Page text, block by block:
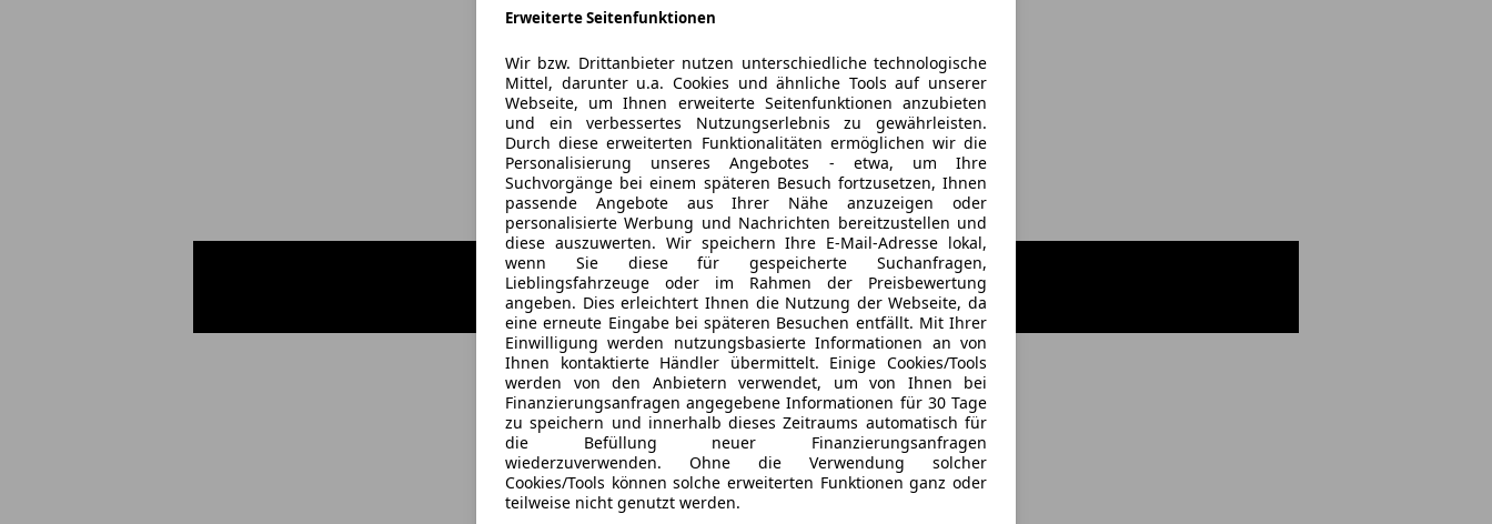
Erweiterte Seitenfunktionen
Wir bzw. Drittanbieter nutzen unterschiedliche technologische
Mittel, darunter u.a. Cookies und ähnliche Tools auf unserer
Webseite, um Ihnen erweiterte Seitenfunktionen anzubieten
und ein verbessertes Nutzungserlebnis zu gewährleisten.
Durch diese erweiterten Funktionalitäten ermöglichen wir die
Personalisierung unseres Angebotes - etwa, um Ihre
Suchvorgänge bei einem späteren Besuch fortzusetzen, Ihnen
passende Angebote aus Ihrer Nähe anzuzeigen oder
personalisierte Werbung und Nachrichten bereitzustellen und
diese auszuwerten. Wir speichern Ihre E-Mail-Adresse lokal,
wenn Sie diese für gespeicherte Suchanfragen,
Lieblingsfahrzeuge oder im Rahmen der Preisbewertung
angeben. Dies erleichtert Ihnen die Nutzung der Webseite, da
eine erneute Eingabe bei späteren Besuchen entfällt. Mit Ihrer
Einwilligung werden nutzungsbasierte Informationen an von
Ihnen kontaktierte Händler übermittelt. Einige Cookies/Tools
werden von den Anbietern verwendet, um von Ihnen bei
Finanzierungsanfragen angegebene Informationen für 30 Tage
zu speichern und innerhalb dieses Zeitraums automatisch für
die Befüllung neuer Finanzierungsanfragen
wiederzuverwenden. Ohne die Verwendung solcher
Cookies/Tools können solche erweiterten Funktionen ganz oder
teilweise nicht genutzt werden.